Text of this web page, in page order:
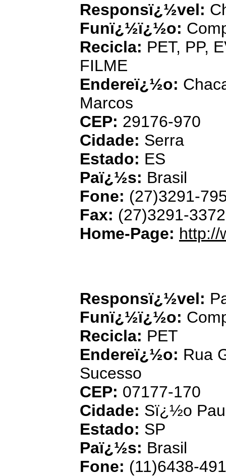
Responsï¿½vel:
Funï¿½ï¿½o:
Recicla: PET, PP,
FILME
Endereï¿½o:
Marcos
CEP: 29176-970
Cidade: Serra
Estado: ES
Paï¿½s: Brasil
Fone: (27)3291-
Fax: (27)3291-3372
Home-Page: http://
Responsï¿½vel:
Funï¿½ï¿½o:
Recicla: PET
Endereï¿½o: Rua
Sucesso
CEP: 07177-170
Cidade: Sï¿½o
Estado: SP
Paï¿½s: Brasil
Fone: (11)6438-